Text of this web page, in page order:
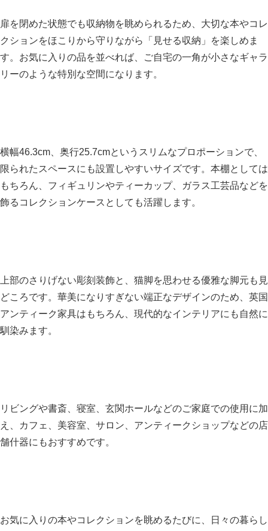
扉を閉めた状態でも収納物を眺められるため、大切な本やコレ
クションをほこりから守りながら「見せる収納」を楽しめま
す。お気に入りの品を並べれば、ご自宅の一角が小さなギャラ
リーのような特別な空間になります。
横幅46.3cm、奥行25.7cmというスリムなプロポーションで、
限られたスペースにも設置しやすいサイズです。本棚としては
もちろん、フィギュリンやティーカップ、ガラス工芸品などを
飾るコレクションケースとしても活躍します。
上部のさりげない彫刻装飾と、猫脚を思わせる優雅な脚元も見
どころです。華美になりすぎない端正なデザインのため、英国
アンティーク家具はもちろん、現代的なインテリアにも自然に
馴染みます。
リビングや書斎、寝室、玄関ホールなどのご家庭での使用に加
え、カフェ、美容室、サロン、アンティークショップなどの店
舗什器にもおすすめです。
お気に入りの本やコレクションを眺めるたびに、日々の暮らし